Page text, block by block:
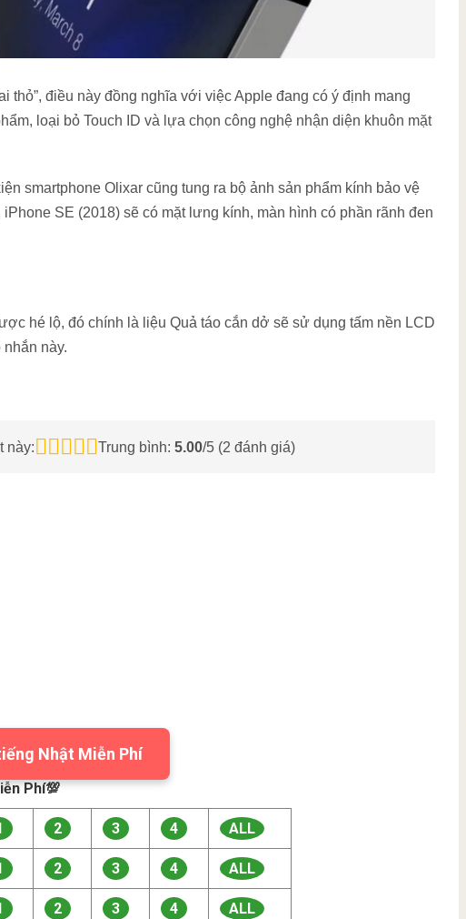
thỏ”, điều này đồng nghĩa với việc Apple đang có ý định mang
loại bỏ Touch ID và lựa chọn công nghệ nhận diện khuôn mặt
smartphone Olixar cũng tung ra bộ ảnh sản phẩm kính bảo vệ
SE (2018) sẽ có mặt lưng kính, màn hình có phần rãnh đen
hé lộ, đó chính là liệu Quả táo cắn dở sẽ sử dụng tấm nền LCD
này.
này: Trung bình: 5.00/5 (2 đánh giá)
Nhật Miễn Phí
Phí💯
2 3 4 ALL
2 3 4 ALL
2 3 4 ALL